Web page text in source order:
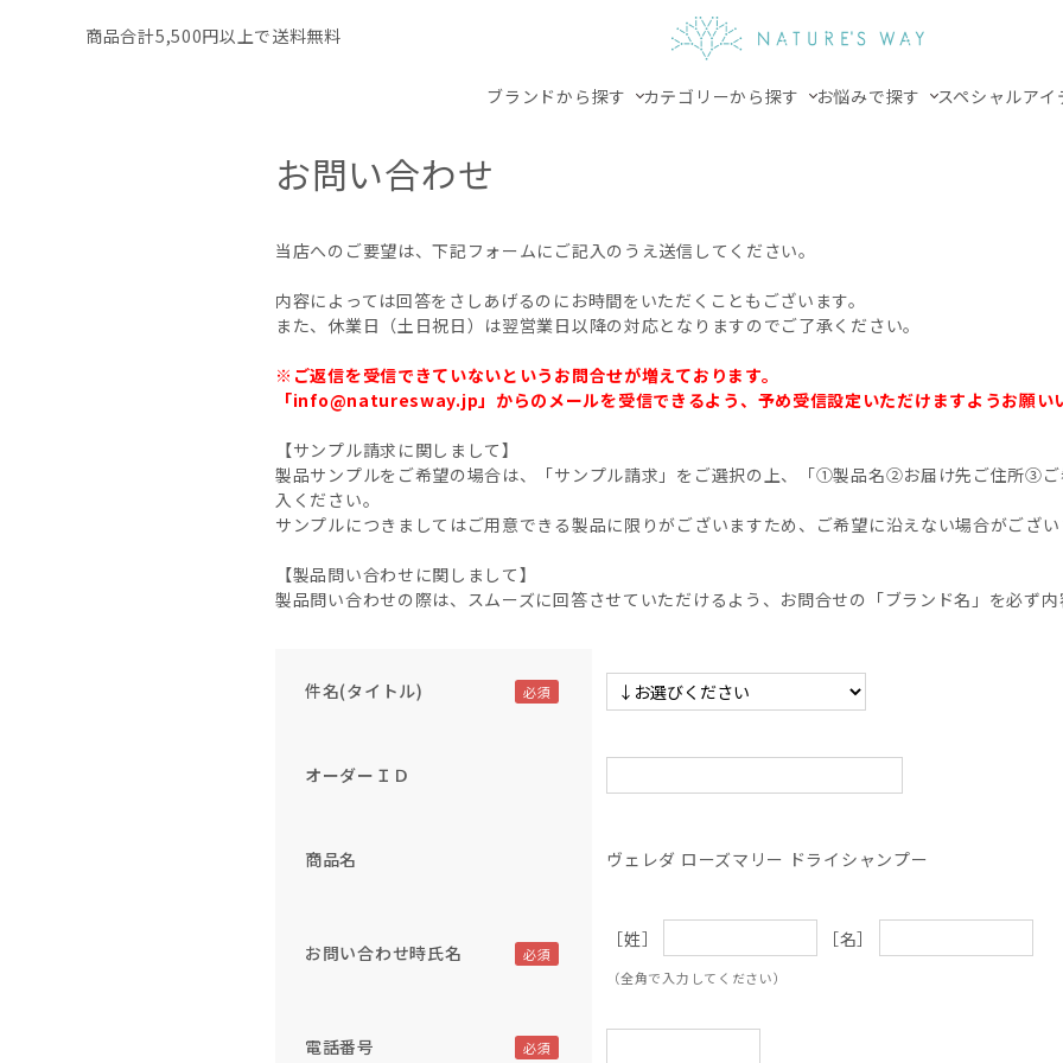
商品合計5,500円以上で送料無料
ブランドから探す カテゴリーから探す お悩みで探す スペシャルアイ
お問い合わせ
当店へのご要望は、下記フォームにご記入のうえ送信してください。
内容によっては回答をさしあげるのにお時間をいただくこともございます。
また、休業日（土日祝日）は翌営業日以降の対応となりますのでご了承ください。
※ご返信を受信できていないというお問合せが増えております。
「info@naturesway.jp」からのメールを受信できるよう、予め受信設定いただけますようお願い
【サンプル請求に関しまして】
製品サンプルをご希望の場合は、「サンプル請求」をご選択の上、「①製品名②お届け先ご住所③
入ください。
サンプルにつきましてはご用意できる製品に限りがございますため、ご希望に沿えない場合がござい
【製品問い合わせに関しまして】
製品問い合わせの際は、スムーズに回答させていただけるよう、お問合せの「ブランド名」を必ず内
件名(タイトル)
オーダーＩＤ
商品名 ヴェレダ ローズマリー ドライシャンプー
お問い合わせ時氏名
［姓］ ［名］
（全角で入力してください）
電話番号